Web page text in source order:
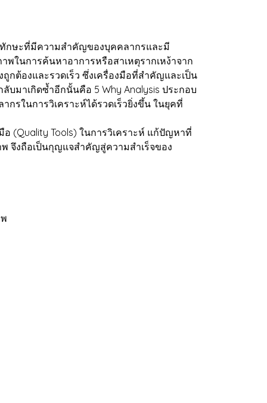
ทักษะที่มีความสำคัญของบุคคลากรและมี
ในการค้นหาอาการหรือสาเหตุรากเหง้าจาก
กต้องและรวดเร็ว ซึ่งเครื่องมือที่สำคัญและเป็น
บมาเกิดซ้ำอีกนั้นคือ 5 Why Analysis ประกอบ
รในการวิเคราะห์ได้รวดเร็วยิ่งขึ้น ในยุคที่
(Quality Tools) ในการวิเคราะห์ แก้ปัญหาที่
จึงถือเป็นกุญแจสำคัญสู่ความสำเร็จของ